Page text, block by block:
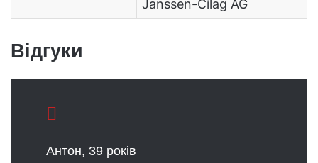
Janssen-Cilag AG
Відгуки
Антон, 39 років